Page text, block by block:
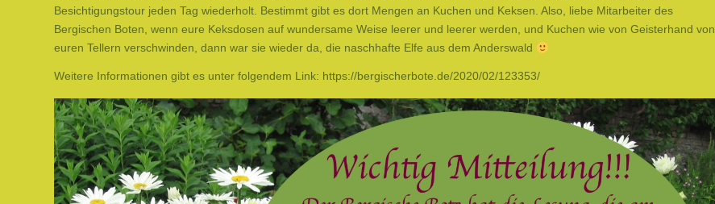
Besichtigungstour jeden Tag wiederholt. Bestimmt gibt es dort Mengen an Kuchen und Keksen. Also, liebe Mitarbeiter des
Bergischen Boten, wenn eure Keksdosen auf wundersame Weise leerer und leerer werden, und Kuchen wie von Geisterhand von
euren Tellern verschwinden, dann war sie wieder da, die naschhafte Elfe aus dem Anderswald
Weitere Informationen gibt es unter folgendem Link: https://bergischerbote.de/2020/02/123353/